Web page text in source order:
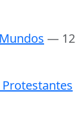
— 12
Protestantes